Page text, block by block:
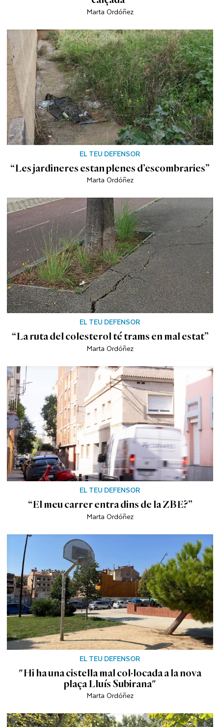
Marta Ordóñez
EL TEU DEFENSOR
“Les jardineres estan plenes d’escombraries”
Marta Ordóñez
EL TEU DEFENSOR
“La ruta del colesterol té trams en mal estat”
Marta Ordóñez
EL TEU DEFENSOR
“El meu carrer entra dins de la ZBE?”
Marta Ordóñez
EL TEU DEFENSOR
"Hi ha una cistella mal col·locada a la nova
plaça Lluís Subirana"
Marta Ordóñez